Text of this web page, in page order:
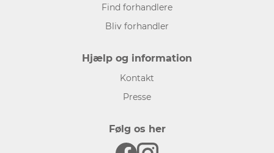
Find forhandlere
Bliv forhandler
Hjælp og information
Kontakt
Presse
Følg os her